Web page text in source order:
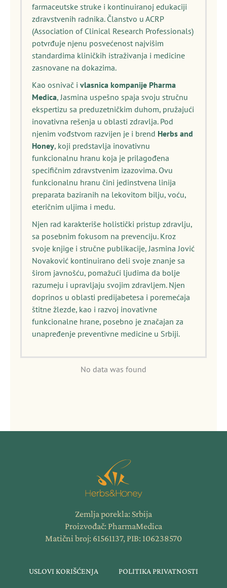
farmaceutske struke i kontinuiranoj edukaciji
zdravstvenih radnika. Članstvo u ACRP
(Association of Clinical Research Professionals)
potvrđuje njenu posvećenost najvišim
standardima kliničkih istraživanja i medicine
zasnovane na dokazima.
Kao osnivač i vlasnica kompanije Pharma
Medica, Jasmina uspešno spaja svoju stručnu
ekspertizu sa preduzetničkim duhom, pružajući
inovativna rešenja u oblasti zdravlja. Pod
njenim vođstvom razvijen je i brend Herbs and
Honey, koji predstavlja inovativnu
funkcionalnu hranu koja je prilagođena
specifičnim zdravstvenim izazovima. Ovu
funkcionalnu hranu čini jedinstvena linija
preparata baziranih na lekovitom bilju, voću,
eteričnim uljima i medu.
Njen rad karakteriše holistički pristup zdravlju,
sa posebnim fokusom na prevenciju. Kroz
svoje knjige i stručne publikacije, Jasmina Jović
Novaković kontinuirano deli svoje znanje sa
širom javnošću, pomažući ljudima da bolje
razumeju i upravljaju svojim zdravljem. Njen
doprinos u oblasti predijabetesa i poremećaja
štitne žlezde, kao i razvoj inovativne
funkcionalne hrane, posebno je značajan za
unapređenje preventivne medicine u Srbiji.
No data was found
Zemlja porekla: Srbija
Proizvođač: PharmaMedica
Matični broj: 61561137, PIB: 106238570
USLOVI KORIŠĆENJA POLITIKA PRIVATNOSTI